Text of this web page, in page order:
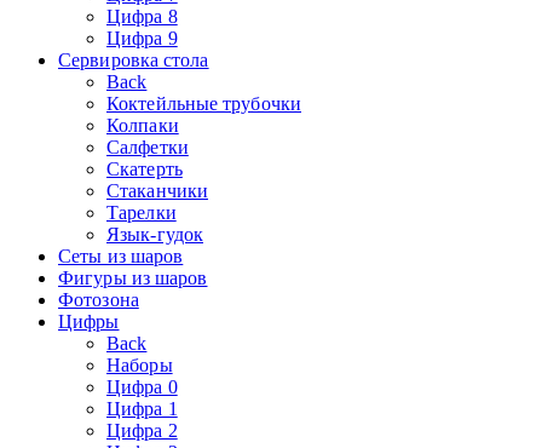
Цифра 8
Цифра 9
Сервировка стола
Back
Коктейльные трубочки
Колпаки
Салфетки
Скатерть
Стаканчики
Тарелки
Язык-гудок
Сеты из шаров
Фигуры из шаров
Фотозона
Цифры
Back
Наборы
Цифра 0
Цифра 1
Цифра 2